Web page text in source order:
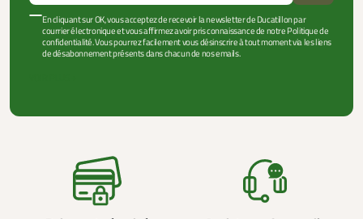
En cliquant sur OK, vous acceptez de recevoir la newsletter de Ducatillon par
courrier électronique et vous affirmez avoir pris connaissance de notre Politique de
confidentialité. Vous pourrez facilement vous désinscrire à tout moment via les liens
de désabonnement présents dans chacun de nos emails.